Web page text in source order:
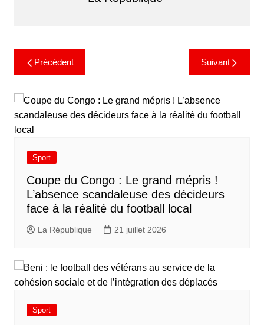
Précédent Suivant
Sport
​Coupe du Congo : Le grand mépris !
L’absence scandaleuse des décideurs
face à la réalité du football local
La République 21 juillet 2026
Sport